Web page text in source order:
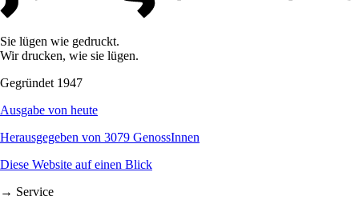
Sie lügen wie gedruckt.
Wir drucken, wie sie lügen.
Gegründet 1947
Ausgabe von heute
Herausgegeben von 3079 GenossInnen
Diese Website auf einen Blick
→ Service